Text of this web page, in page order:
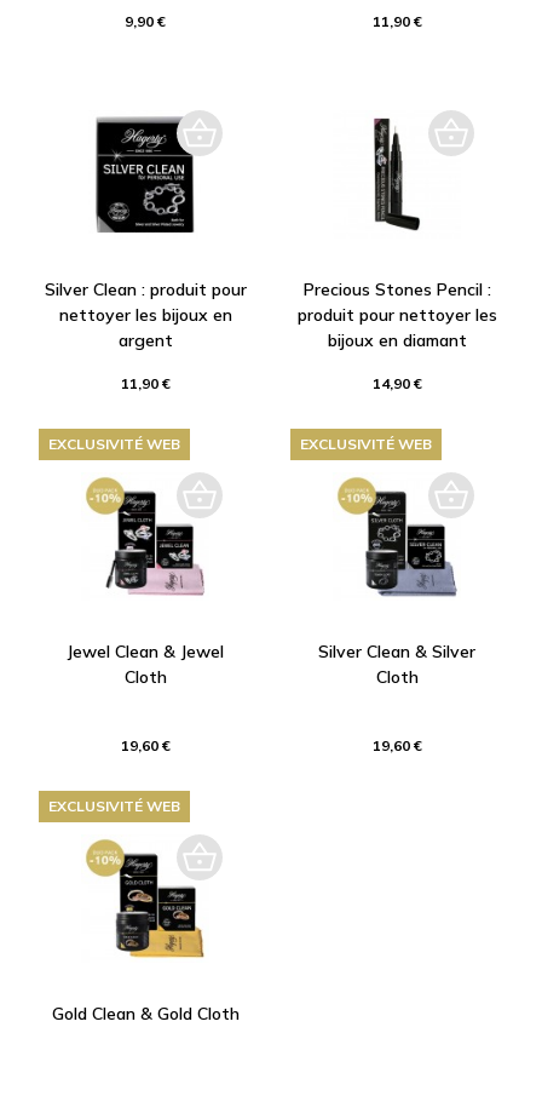
9,90 € 11,90 €
Silver Clean : produit pour
nettoyer les bijoux en
argent
11,90 €
Precious Stones Pencil :
produit pour nettoyer les
bijoux en diamant
14,90 €
Jewel Clean & Jewel
Cloth
19,60 €
EXCLUSIVITÉ WEB
Silver Clean & Silver
Cloth
19,60 €
EXCLUSIVITÉ WEB
Gold Clean & Gold Cloth
EXCLUSIVITÉ WEB